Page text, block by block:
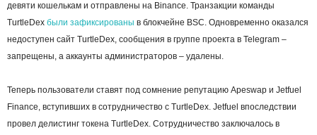
девяти кошелькам и отправлены на Binance. Транзакции команды
TurtleDex были зафиксированы в блокчейне BSC. Одновременно оказался
недоступен сайт TurtleDex, сообщения в группе проекта в Telegram –
запрещены, а аккаунты администраторов – удалены.
Теперь пользователи ставят под сомнение репутацию Apeswap и Jetfuel
Finance, вступивших в сотрудничество с TurtleDex. Jetfuel впоследствии
провел делистинг токена TurtleDex. Сотрудничество заключалось в